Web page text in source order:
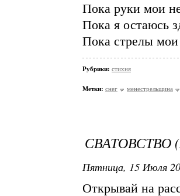
Пока руки мои
Пока я остаюсь
Пока стрелы
Рубрики: стихня
Метки: снег менестрельщина
СВАТОВСТВО
Пятница, 15 Июля
Открывай на